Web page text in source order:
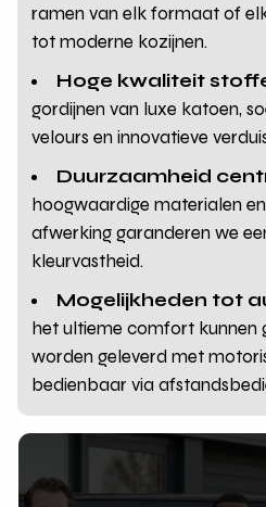
ramen van elk formaat of
tot moderne kozijnen.
Hoge kwaliteit
gordijnen van luxe katoen,
velours en innovatieve
Duurzaamheid
hoogwaardige materialen
afwerking garanderen we
kleurvastheid.
Mogelijkheden tot
het ultieme comfort kunnen
worden geleverd met
bedienbaar via